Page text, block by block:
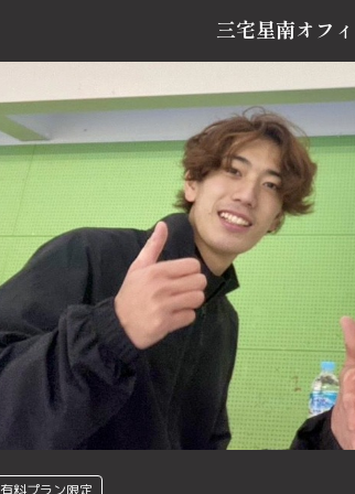
三宅星南オフ